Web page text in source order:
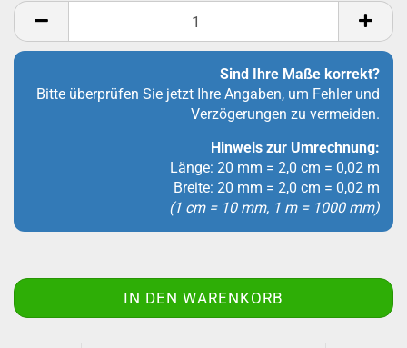
Sind Ihre Maße korrekt?
Bitte überprüfen Sie jetzt Ihre Angaben, um Fehler und
Verzögerungen zu vermeiden.
Hinweis zur Umrechnung:
Länge: 20 mm = 2,0 cm = 0,02 m
Breite: 20 mm = 2,0 cm = 0,02 m
(1 cm = 10 mm, 1 m = 1000 mm)